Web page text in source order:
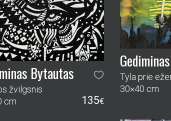
Bytautas
žvilgsnis
cm
135€
Tyla prie
30×40 cm